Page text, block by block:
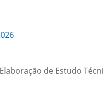
de Estudo